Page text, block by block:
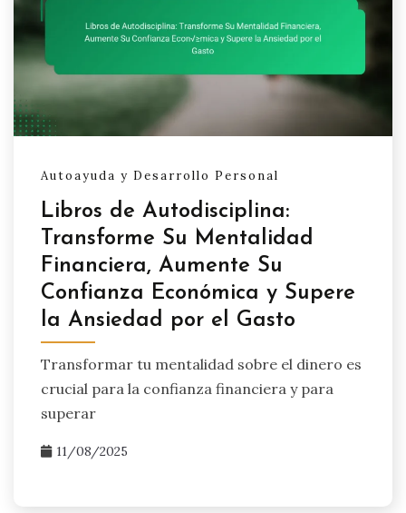
Autoayuda y Desarrollo Personal
Libros de Autodisciplina:
Transforme Su Mentalidad
Financiera, Aumente Su
Confianza Económica y Supere
la Ansiedad por el Gasto
Transformar tu mentalidad sobre el dinero es
crucial para la confianza financiera y para
superar
11/08/2025